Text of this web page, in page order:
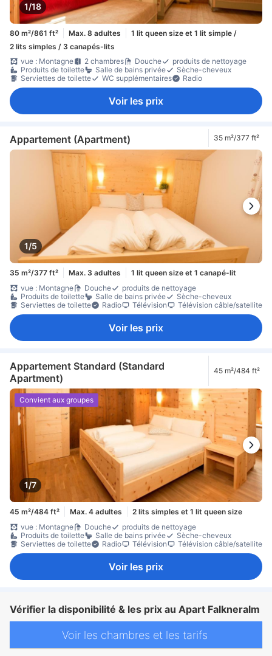
1/18
80 m²/861 ft² Max. 8 adultes
1 lit queen size et 1 lit simple /
2 lits simples / 3 canapés-lits
vue : Montagne
2 chambres Douche
produits de nettoyage
Produits de toilette
Salle de bains privée
Sèche-cheveux
Serviettes de toilette
WC supplémentaires Radio
Voir les prix
Appartement (Apartment) 35 m²/377 ft²
1/5
35 m²/377 ft² Max. 3 adultes
1 lit queen size et 1 canapé-lit
vue : Montagne
Douche
produits de nettoyage
Produits de toilette
Salle de bains privée
Sèche-cheveux
Serviettes de toilette
Radio Télévision Télévision câble/satellite
Voir les prix
Appartement Standard (Standard
Apartment)
45 m²/484 ft²
1/7
Convient aux groupes
45 m²/484 ft² Max. 4 adultes
2 lits simples et 1 lit queen size
vue : Montagne
Douche
produits de nettoyage
Produits de toilette
Salle de bains privée
Sèche-cheveux
Serviettes de toilette
Radio Télévision Télévision câble/satellite
Voir les prix
Vérifier la disponibilité & les prix au Apart Falkneralm
Voir les chambres et les tarifs